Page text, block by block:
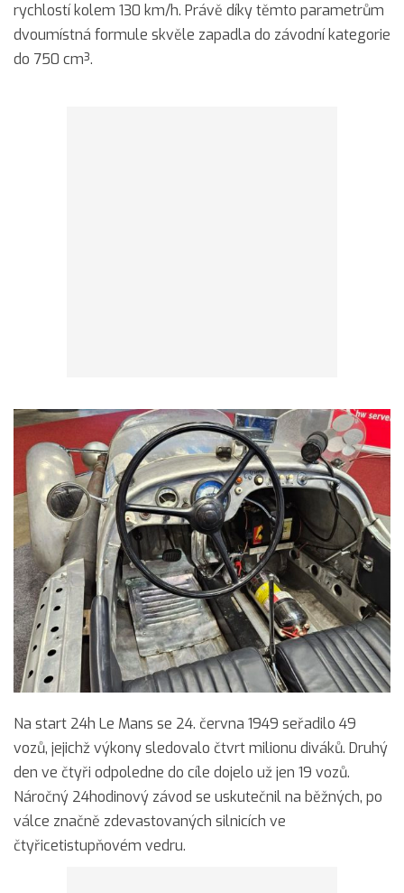
rychlostí kolem 130 km/h. Právě díky těmto parametrům
dvoumístná formule skvěle zapadla do závodní kategorie
do 750 cm³.
Na start 24h Le Mans se 24. června 1949 seřadilo 49
vozů, jejichž výkony sledovalo čtvrt milionu diváků. Druhý
den ve čtyři odpoledne do cíle dojelo už jen 19 vozů.
Náročný 24hodinový závod se uskutečnil na běžných, po
válce značně zdevastovaných silnicích ve
čtyřicetistupňovém vedru.